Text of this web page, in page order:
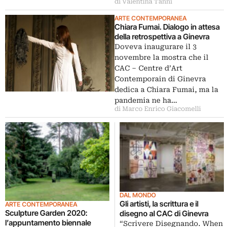
di Valentina Tanni
ARTE CONTEMPORANEA
Chiara Fumai. Dialogo in attesa
della retrospettiva a Ginevra
Doveva inaugurare il 3
novembre la mostra che il
CAC – Centre d’Art
Contemporain di Ginevra
dedica a Chiara Fumai, ma la
pandemia ne ha…
di Marco Enrico Giacomelli
ARTE CONTEMPORANEA
Sculpture Garden 2020:
l’appuntamento biennale
DAL MONDO
Gli artisti, la scrittura e il
disegno al CAC di Ginevra
“Scrivere Disegnando. When